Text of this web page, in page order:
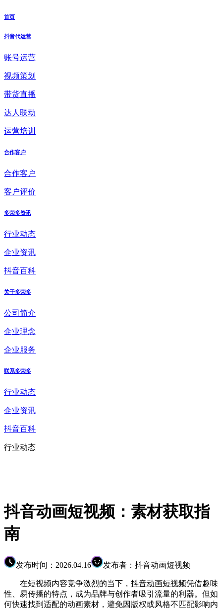
首页
抖音代运营
账号运营
视频策划
带货直播
达人联动
运营培训
合作客户
合作客户
客户评价
多荣多资讯
行业动态
企业资讯
抖音百科
关于多荣多
公司简介
企业理念
企业服务
联系多荣多
行业动态
企业资讯
抖音百科
行业动态
抖音动画短视频：素材获取指
南
发布时间：2026.04.16 发布者：抖音动画短视频
在短视频内容竞争激烈的当下， 抖音动画短视频凭借趣味
性、易传播的特点，成为品牌与创作者吸引流量的利器。但如
何快速找到适配的动画素材，避免因版权或风格不匹配影响内